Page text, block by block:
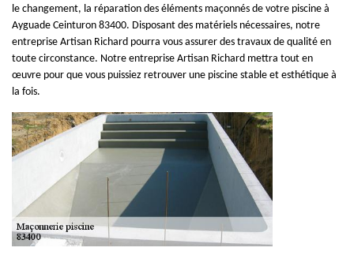
le changement, la réparation des éléments maçonnés de votre piscine à
Ayguade Ceinturon 83400. Disposant des matériels nécessaires, notre
entreprise Artisan Richard pourra vous assurer des travaux de qualité en
toute circonstance. Notre entreprise Artisan Richard mettra tout en
œuvre pour que vous puissiez retrouver une piscine stable et esthétique à
la fois.